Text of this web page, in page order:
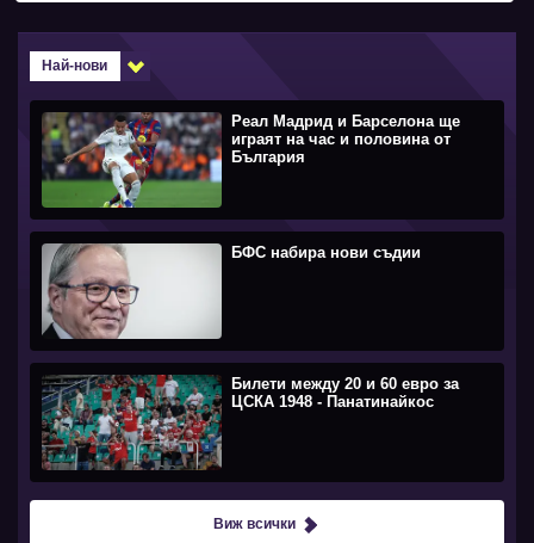
Най-нови
Реал Мадрид и Барселона ще
играят на час и половина от
България
БФС набира нови съдии
Билети между 20 и 60 евро за
ЦСКА 1948 - Панатинайкос
Виж всички